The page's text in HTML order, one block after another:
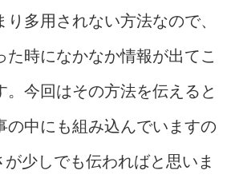
多用されない方法なので、
た時になかなか情報が出てこ
。今回はその方法を伝えると
の中にも組み込んでいますの
少しでも伝わればと思いま